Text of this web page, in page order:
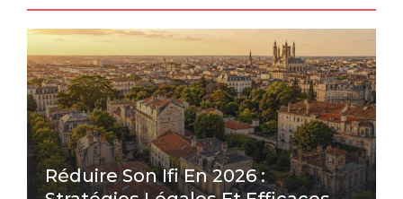
Réduire Son Ifi En 2026 :